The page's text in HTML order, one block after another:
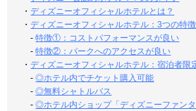
・ディズニーオフィシャルホテルとは？
・ディズニーオフィシャルホテル：3つの特徴
-特徴①：コストパフォーマンスが良い
-特徴②：パークへのアクセスが良い
・ディズニーオフィシャルホテル：宿泊者限
-◎ホテル内でチケット購入可能
-◎無料シャトルバス
-◎ホテル内ショップ「ディズニーファンタ